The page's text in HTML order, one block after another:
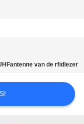
van de rfidlezer